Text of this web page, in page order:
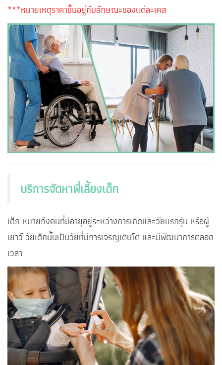
***หมายเหตุราคาขึ้นอยู่กับลักษณะของแต่ละเคส
บริการจัดหาพี่เลี้ยงเด็ก
เด็ก หมายถึงคนที่มีอายุอยู่ระหว่างการเกิดและวัยแรกรุ่น หรือผู้
เยาว์ วัยเด็กนั้นเป็นวัยที่มีการเจริญเติบโต และมีพัฒนาการตลอด
เวลา